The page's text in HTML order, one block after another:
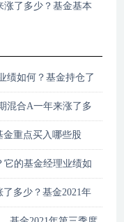
涨了多少？基金基本
绩如何？基金持仓了
混合A一年来涨了多
金重点买入哪些股
的基金经理业绩如
多少？基金2021年